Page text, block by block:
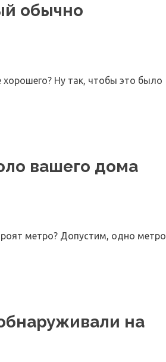
обычно
Ну так, чтобы это было
вашего дома
метро? Допустим, одно метро
на